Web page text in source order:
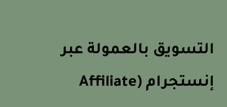
التسويق بالعمولة عبر
إنستجرام (Affiliate